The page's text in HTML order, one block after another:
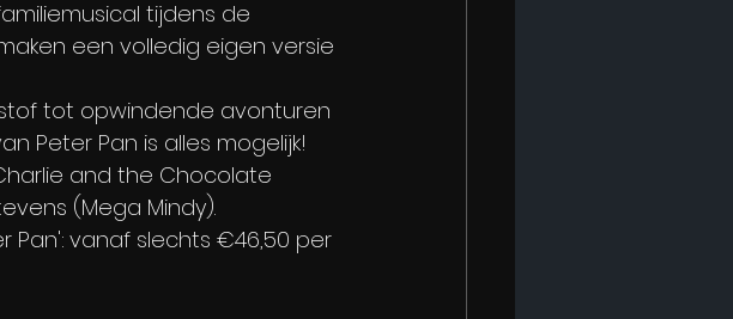
tijdens de
een volledig eigen versie
tot opwindende avonturen
Peter Pan is alles mogelijk!
and the Chocolate
(Mega Mindy).
Pan': vanaf slechts €46,50 per